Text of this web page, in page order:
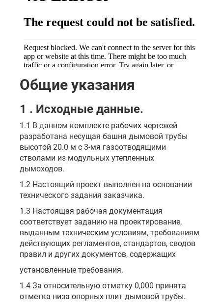
Общие указания
1 . Исходные данные.
1.1 В данном комплекте рабочих чертежей
разработана несущая башня дымовой трубы
высотой 20.0 м с 3-мя газоотводящими
стволами из модульных утепленных
дымоходов.
1.2 Настоящий проект выполнен на основании
технического задания заказчика.
1.3 Настоящая рабочая документация
соответствует заданию на проектирование,
выданным техническим условиям, требованиям
действующих регламентов, стандартов, сводов
правил и других документов, содержащих
установленные требования.
1.4 За относительную отметку 0,000 принята
отметка низа опорных плит дымовой трубы.